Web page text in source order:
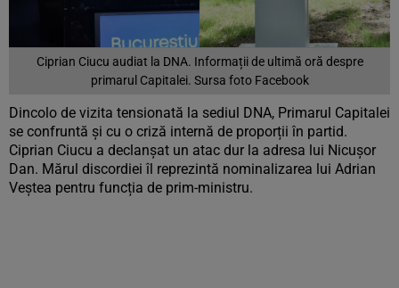
Ciprian Ciucu audiat la DNA. Informații de ultimă oră despre
primarul Capitalei. Sursa foto Facebook
Dincolo de vizita tensionată la sediul DNA, Primarul Capitalei
se confruntă și cu o criză internă de proporții în partid.
Ciprian Ciucu a declanșat un atac dur la adresa lui Nicușor
Dan. Mărul discordiei îl reprezintă nominalizarea lui Adrian
Veștea pentru funcția de prim-ministru.